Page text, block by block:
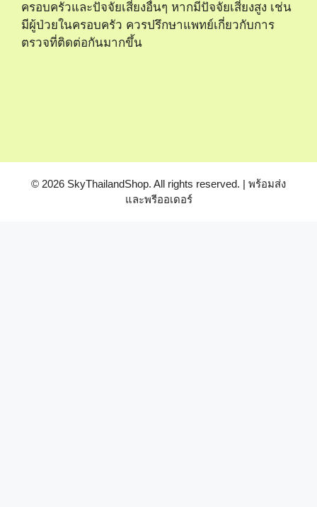
ครอบครัวและปัจจัยเสี่ยงอื่นๆ หากมีปัจจัยเสี่ยงสูง เช่น
มีผู้ป่วยในครอบครัว ควรปรึกษาแพทย์เกี่ยวกับการ
ตรวจที่ติดต่อกันมากขึ้น
© 2026 SkyThailandShop. All rights reserved. | พร้อมส่ง
และพรีออเดอร์